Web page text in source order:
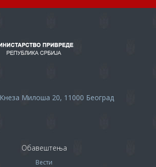
Кнеза Милоша 20, 11000 Београд
Обавештења
Вести